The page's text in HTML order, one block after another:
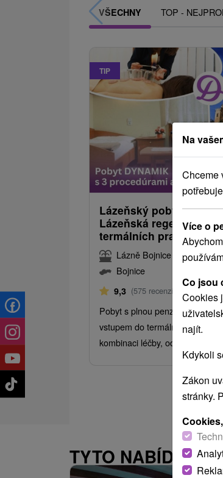
VŠECHNY TOP -
TIP
od
Lázeňský pobyt
Lázeňská regenerace
termálních pramenů
Lázně Bojnice
Bojnice
9,3 (575 recenzí) Od 6 Nocí
Pobyt s plnou penzí,
vstupem do termálních bazénů
kombinaci léčby, odpočinku a
TYTO NABÍDKY
Na
Chceme
Více o
Co jsou
Cookies
najít.
Kdykoli
Zákon
stránky.